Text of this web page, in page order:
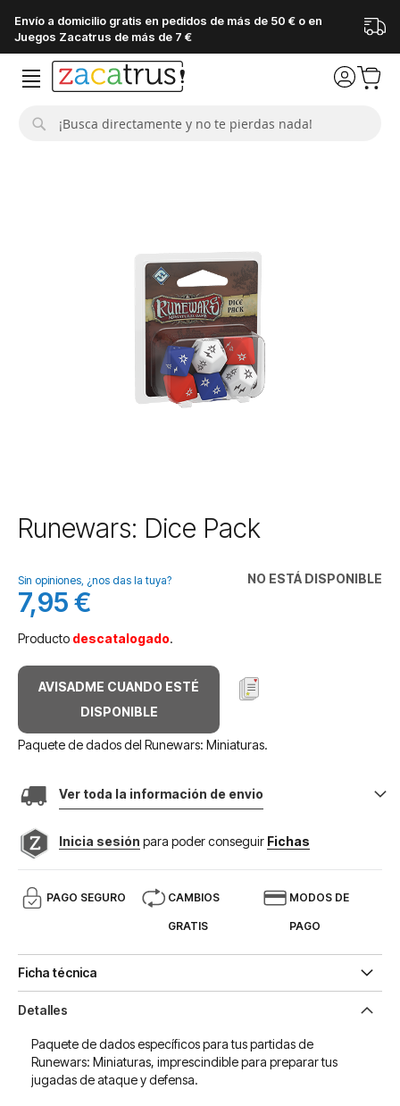
Envío a domicilio gratis en pedidos de más de 50 € o en
Juegos Zacatrus de más de 7 €
Saltar
al
de
la
galería
imágenes
Runewars: Dice Pack
NO ESTÁ DISPONIBLE
Sin opiniones, ¿nos das la tuya?
7,95 €
Producto descatalogado.
AVISADME CUANDO ESTÉ
DISPONIBLE
Paquete de dados del Runewars: Miniaturas.
Ver toda la información de envio
Inicia sesión para poder conseguir Fichas
PAGO SEGURO CAMBIOS
GRATIS
MODOS DE
PAGO
Ficha técnica
Detalles
Paquete de dados específicos para tus partidas de
Runewars: Miniaturas, imprescindible para preparar tus
jugadas de ataque y defensa.